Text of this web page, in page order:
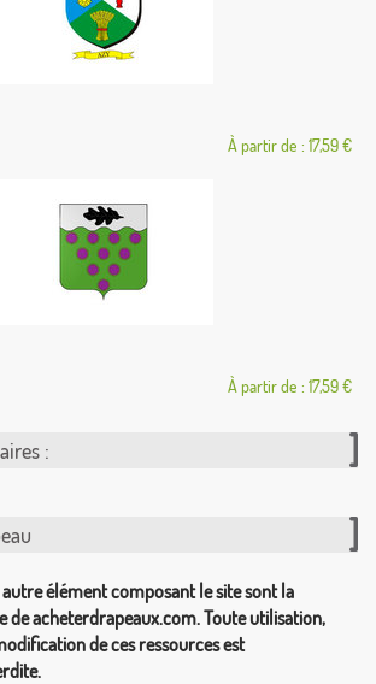
À partir de : 17,59 €
À partir de : 17,59 €
:
élément composant le site sont la
de acheterdrapeaux.com. Toute utilisation,
de ces ressources est